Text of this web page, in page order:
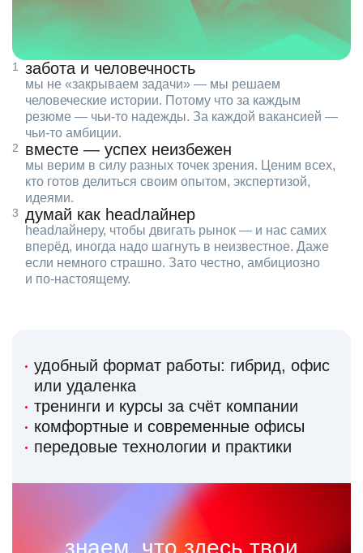
забота и человечность
мы не «закрываем задачи» — мы решаем
человеческие истории. Потому что за каждым
резюме — чьи‑то надежды. За каждой вакансией —
чьи‑то амбиции.
вместе — успех неизбежен
мы верим в силу разных точек зрения. Ценим всех,
кто готов делиться своим опытом, экспертизой,
идеями.
думай как headлайнер
headлайнеру, чтобы двигать рынок — и нас самих
вперёд, иногда надо шагнуть в неизвестное. Даже
если немного страшно. Зато честно, амбициозно
и по‑настоящему.
удобный формат работы: гибрид, офис
или удаленка
тренинги и курсы за счёт компании
комфортные и современные офисы
передовые технологии и практики
знаем, что здесь твои